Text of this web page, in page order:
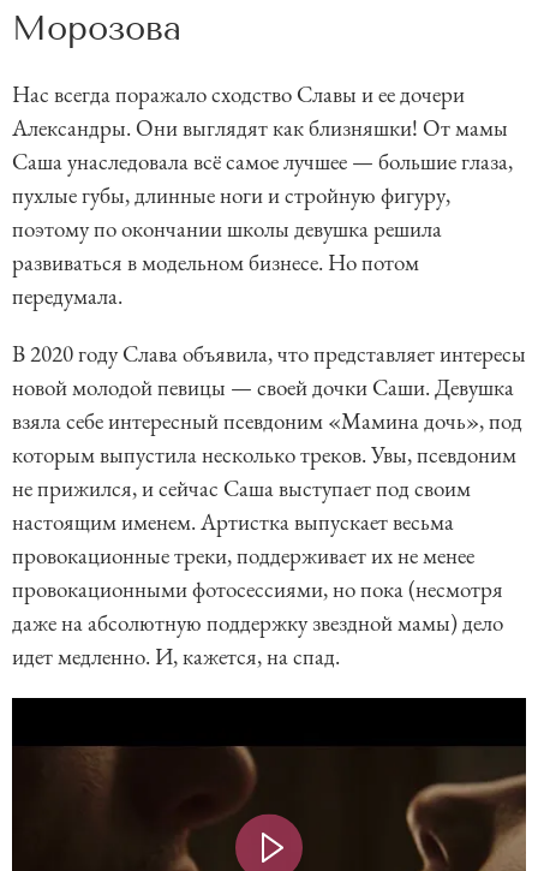
Морозова
Нас всегда поражало сходство Славы и ее дочери
Александры. Они выглядят как близняшки! От мамы
Саша унаследовала всё самое лучшее — большие глаза,
пухлые губы, длинные ноги и стройную фигуру,
поэтому по окончании школы девушка решила
развиваться в модельном бизнесе. Но потом
передумала.
В 2020 году Слава объявила, что представляет интересы
новой молодой певицы — своей дочки Саши. Девушка
взяла себе интересный псевдоним «Мамина дочь», под
которым выпустила несколько треков. Увы, псевдоним
не прижился, и сейчас Саша выступает под своим
настоящим именем. Артистка выпускает весьма
провокационные треки, поддерживает их не менее
провокационными фотосессиями, но пока (несмотря
даже на абсолютную поддержку звездной мамы) дело
идет медленно. И, кажется, на спад.